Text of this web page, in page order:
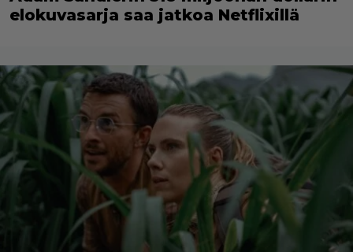
elokuvasarja saa jatkoa Netflixillä